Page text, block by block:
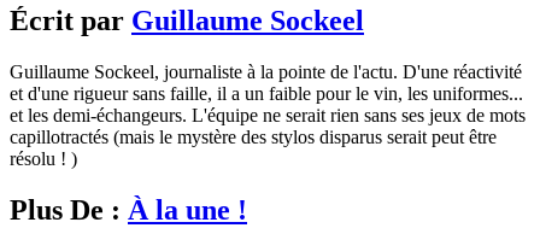
Écrit par Guillaume Sockeel
Guillaume Sockeel, journaliste à la pointe de l'actu. D'une réactivité
et d'une rigueur sans faille, il a un faible pour le vin, les uniformes...
et les demi-échangeurs. L'équipe ne serait rien sans ses jeux de mots
capillotractés (mais le mystère des stylos disparus serait peut être
résolu ! )
Plus De : À la une !